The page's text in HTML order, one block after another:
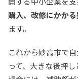
購入、改修にかか
ます。
これから妙高市で
って、大きな後押